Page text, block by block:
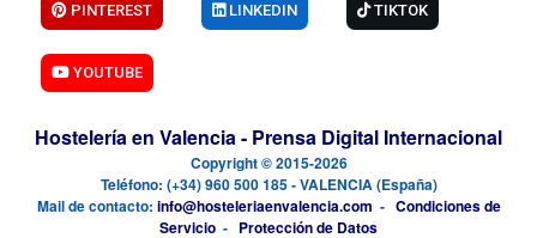
PINTEREST LINKEDIN TIKTOK
YOUTUBE
Hostelería en Valencia - Prensa Digital Internacional
Copyright © 2015-2026
Teléfono: (+34) 960 500 185 - VALENCIA (España)
Mail de contacto: info@hosteleriaenvalencia.com - Condiciones de
Servicio - Protección de Datos